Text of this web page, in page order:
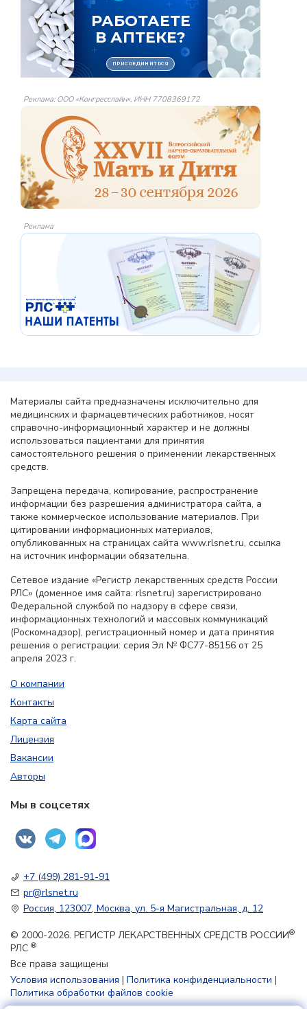
Реклама: ООО «Конгресслайн», ИНН 7708369172
Реклама
Материалы сайта предназначены исключительно для
медицинских и фармацевтических работников, носят
справочно-информационный характер и не должны
использоваться пациентами для принятия
самостоятельного решения о применении лекарственных
средств.
Запрещена передача, копирование, распространение
информации без разрешения администратора сайта, а
также коммерческое использование материалов. При
цитировании информационных материалов,
опубликованных на страницах сайта www.rlsnet.ru, ссылка
на источник информации обязательна.
Сетевое издание «Регистр лекарственных средств России
РЛС» (доменное имя сайта: rlsnet.ru) зарегистрировано
Федеральной службой по надзору в сфере связи,
информационных технологий и массовых коммуникаций
(Роскомнадзор), регистрационный номер и дата принятия
решения о регистрации: серия Эл № ФС77-85156 от 25
апреля 2023 г.
О компании
Контакты
Карта сайта
Лицензия
Вакансии
Авторы
Мы в соцсетях
+7 (499) 281-91-91
pr@rlsnet.ru
Россия, 123007, Москва, ул. 5-я Магистральная, д. 12
© 2000-2026. РЕГИСТР ЛЕКАРСТВЕННЫХ СРЕДСТВ РОССИИ®
РЛС ®
Все права защищены
Условия использования | Политика конфиденциальности |
Политика обработки файлов cookie